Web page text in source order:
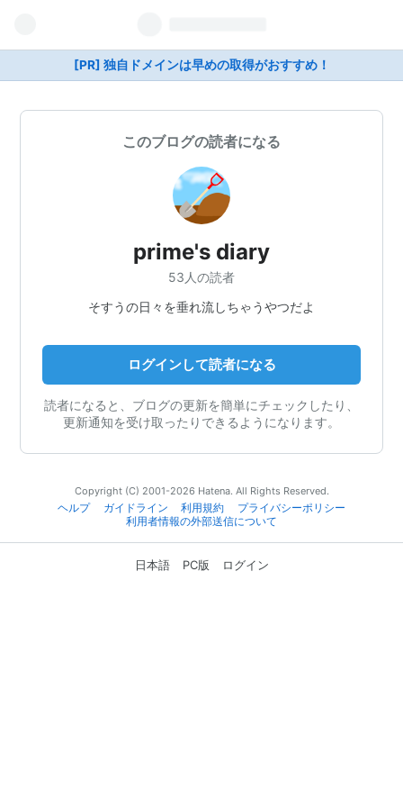
[PR] 独自ドメインは早めの取得がおすすめ！
このブログの読者になる
prime's diary
53人の読者
そすうの日々を垂れ流しちゃうやつだよ
ログインして読者になる
読者になると、ブログの更新を簡単にチェックしたり、
更新通知を受け取ったりできるようになります。
Copyright (C) 2001-2026 Hatena. All Rights Reserved.
ヘルプ
ガイドライン 利用規約
プライバシーポリシー
利用者情報の外部送信について
日本語 PC版 ログイン